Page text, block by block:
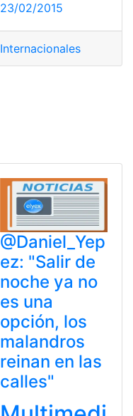
23/02/2015
Internacionales
@Daniel_Yep
ez: "Salir de
noche ya no
es una
opción, los
malandros
reinan en las
calles"